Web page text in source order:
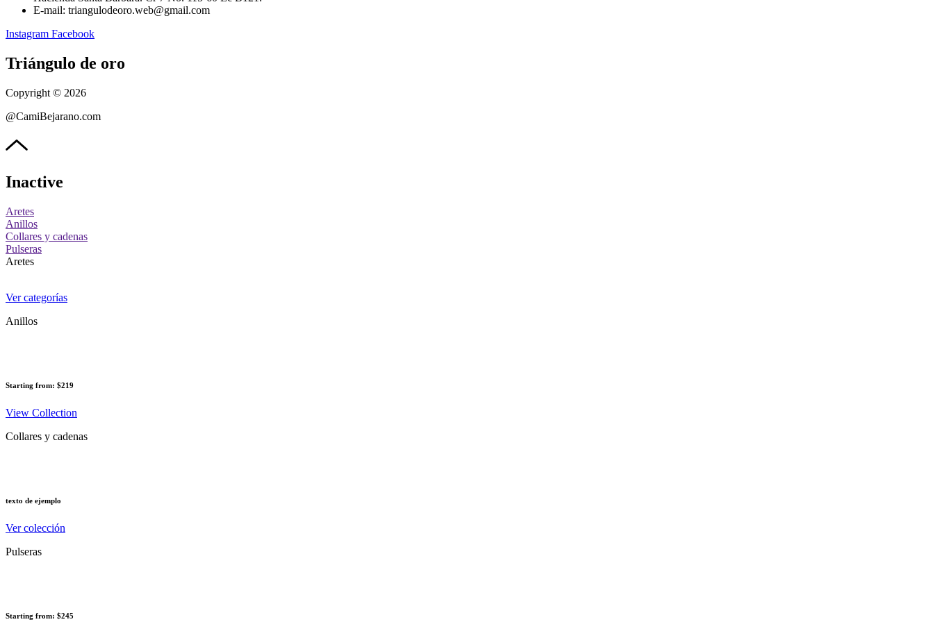
E-mail: triangulodeoro.web@gmail.com
Instagram Facebook
Triángulo de oro
Copyright © 2026
@CamiBejarano.com
Inactive
Aretes
Anillos
Collares y cadenas
Pulseras
Aretes
Ver categorías
Anillos
Starting from: $219
View Collection
Collares y cadenas
texto de ejemplo
Ver colección
Pulseras
Starting from: $245